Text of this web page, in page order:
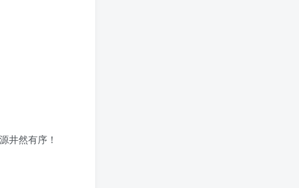
井然有序！